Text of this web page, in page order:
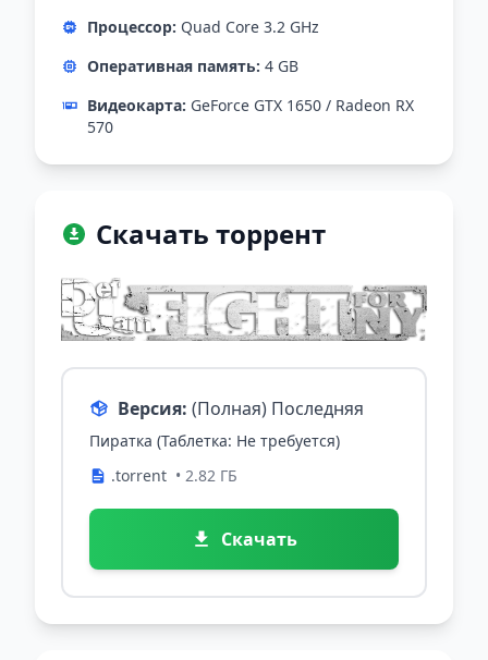
Процессор: Quad Core 3.2 GHz
Оперативная память: 4 GB
Видеокарта: GeForce GTX 1650 / Radeon RX
570
Скачать торрент
Версия: (Полная) Последняя
Пиратка (Таблетка: Не требуется)
.torrent • 2.82 ГБ
Скачать